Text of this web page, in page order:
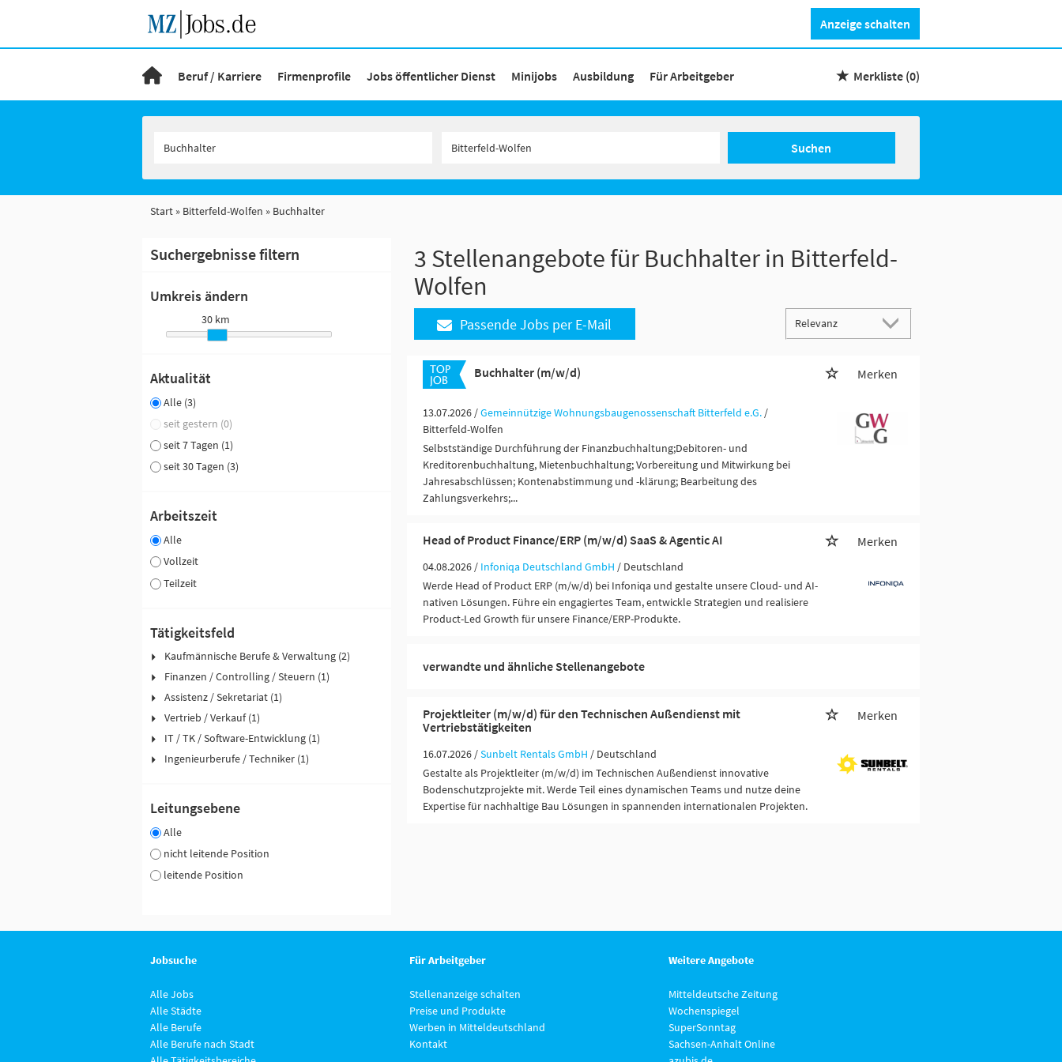
Anzeige schalten
Beruf / Karriere Firmenprofile Jobs öffentlicher Dienst Minijobs Ausbildung Für Arbeitgeber Merkliste (0)
Suchen
Start Bitterfeld-Wolfen Buchhalter
Suchergebnisse filtern
Umkreis ändern
30 km
Aktualität
Alle (3)
seit gestern (0)
seit 7 Tagen (1)
seit 30 Tagen (3)
Arbeitszeit
Alle
Vollzeit
Teilzeit
Tätigkeitsfeld
Kaufmännische Berufe & Verwaltung (2)
Finanzen / Controlling / Steuern (1)
Assistenz / Sekretariat (1)
Vertrieb / Verkauf (1)
IT / TK / Software-Entwicklung (1)
Ingenieurberufe / Techniker (1)
Leitungsebene
Alle
nicht leitende Position
leitende Position
3 Stellenangebote für Buchhalter in Bitterfeld-
Wolfen
Passende Jobs per E-Mail
Buchhalter (m/w/d) Merken
13.07.2026 /Gemeinnützige Wohnungsbaugenossenschaft Bitterfeld e.G. /
Bitterfeld-Wolfen
Selbstständige Durchführung der Finanzbuchhaltung;Debitoren- und
Kreditorenbuchhaltung, Mietenbuchhaltung; Vorbereitung und Mitwirkung bei
Jahresabschlüssen; Kontenabstimmung und -klärung; Bearbeitung des
Zahlungsverkehrs;...
Head of Product Finance/ERP (m/w/d) SaaS & Agentic AI Merken
04.08.2026 / Infoniqa Deutschland GmbH / Deutschland
Werde Head of Product ERP (m/w/d) bei Infoniqa und gestalte unsere Cloud- und AI-
nativen Lösungen. Führe ein engagiertes Team, entwickle Strategien und realisiere
Product-Led Growth für unsere Finance/ERP-Produkte.
verwandte und ähnliche Stellenangebote
Projektleiter (m/w/d) für den Technischen Außendienst mit
Vertriebstätigkeiten
Merken
16.07.2026 /Sunbelt Rentals GmbH / Deutschland
Gestalte als Projektleiter (m/w/d) im Technischen Außendienst innovative
Bodenschutzprojekte mit. Werde Teil eines dynamischen Teams und nutze deine
Expertise für nachhaltige Bau Lösungen in spannenden internationalen Projekten.
Jobsuche
Alle Jobs
Alle Städte
Alle Berufe
Alle Berufe nach Stadt
Für Arbeitgeber
Stellenanzeige schalten
Preise und Produkte
Werben in Mitteldeutschland
Kontakt
Weitere Angebote
Mitteldeutsche Zeitung
Wochenspiegel
SuperSonntag
Sachsen-Anhalt Online